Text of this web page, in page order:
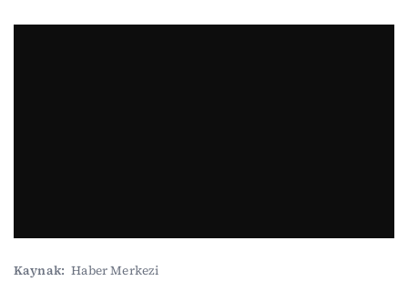
Kaynak: Haber Merkezi